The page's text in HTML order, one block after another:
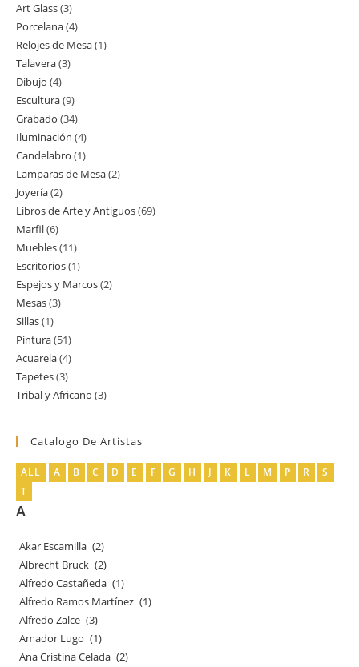
Art Glass 33
productos
Porcelana 44
productos
Relojes de Mesa 11
Talavera 33
Dibujo 44
productos
Escultura 99
productos
Grabado 3434
productos
Iluminación 44
productos
Candelabro 11
producto
Lamparas de Mesa 22
Joyería 22
productos
Libros de Arte y Antiguos 6969
Marfil 66
productos
Muebles 1111
productos
Escritorios 11
producto
Espejos y Marcos 22
Mesas 33
Sillas 11
producto
Pintura 5151
productos
Acuarela 44
productos
Tapetes 33
productos
Tribal y Africano 33
Catalogo De Artistas
ALL A B C D E F G H J K L M P R
S
T
A
Akar Escamilla (2)
Albrecht Bruck (2)
Alfredo Castañeda (1)
Alfredo Ramos Martínez (1)
Alfredo Zalce (3)
Amador Lugo (1)
Ana Cristina Celada (2)